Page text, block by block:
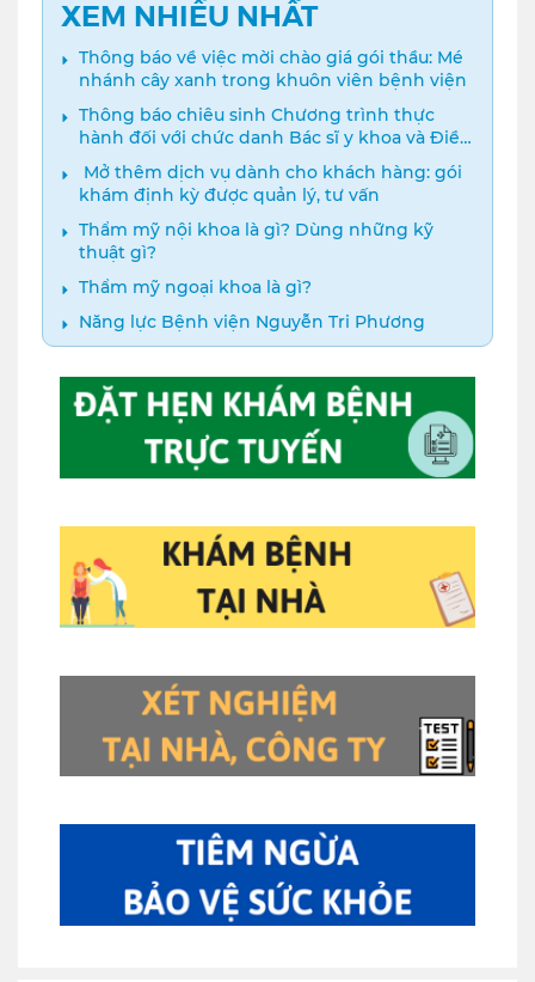
XEM NHIỀU NHẤT
Thông báo về việc mời chào giá gói thầu: Mé
nhánh cây xanh trong khuôn viên bệnh viện
Thông báo chiêu sinh Chương trình thực
hành đối với chức danh Bác sĩ y khoa và Điều
dưỡng năm 2024
️ Mở thêm dịch vụ dành cho khách hàng: gói
khám định kỳ được quản lý, tư vấn
Thẩm mỹ nội khoa là gì? Dùng những kỹ
thuật gì?
Thẩm mỹ ngoại khoa là gì?
Năng lực Bệnh viện Nguyễn Tri Phương